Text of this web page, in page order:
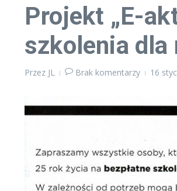
Projekt „E-
szkolenia dla
Przez JL Brak komentarzy 16